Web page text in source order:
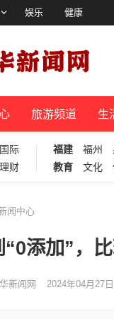
娱乐 健康
旅游频道 生
国际
理财
福建 福州
教育
文化
闻中心
“0添加”，
新闻网 2024年04月27日